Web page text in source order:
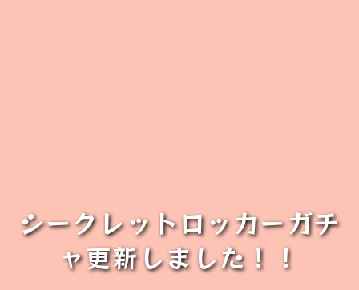
シークレットロッカーガチ
ャ更新しました！！